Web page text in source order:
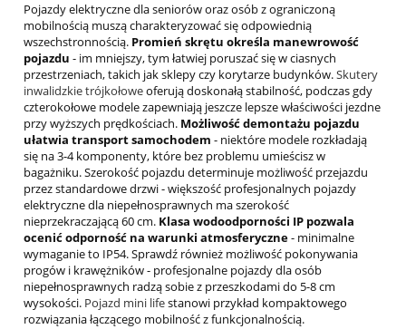
Pojazdy elektryczne dla seniorów oraz osób z ograniczoną
mobilnością muszą charakteryzować się odpowiednią
wszechstronnością. Promień skrętu określa manewrowość
pojazdu - im mniejszy, tym łatwiej poruszać się w ciasnych
przestrzeniach, takich jak sklepy czy korytarze budynków.Skutery
inwalidzkie trójkołoweoferują doskonałą stabilność, podczas gdy
czterokołowe modele zapewniają jeszcze lepsze właściwości jezdne
przy wyższych prędkościach. Możliwość demontażu pojazdu
ułatwia transport samochodem - niektóre modele rozkładają
się na 3-4 komponenty, które bez problemu umieścisz w
bagażniku. Szerokość pojazdu determinuje możliwość przejazdu
przez standardowe drzwi - większość profesjonalnych pojazdy
elektryczne dla niepełnosprawnych ma szerokość
nieprzekraczającą 60 cm. Klasa wodoodporności IP pozwala
ocenić odporność na warunki atmosferyczne- minimalne
wymaganie to IP54. Sprawdź również możliwość pokonywania
progów i krawężników - profesjonalne pojazdy dla osób
niepełnosprawnych radzą sobie z przeszkodami do 5-8 cm
wysokości. Pojazd mini lifestanowi przykład kompaktowego
rozwiązania łączącego mobilność z funkcjonalnością.